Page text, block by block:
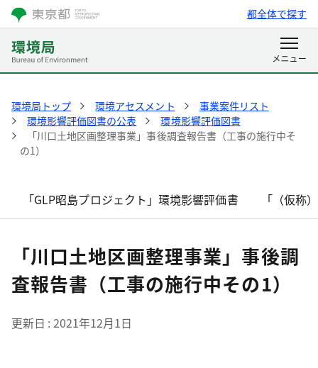
都全体で探す
環境局トップ 環境アセスメント
事業案件リスト
環境影響評価図書の公表
環境影響評価図書
「川口土地区画整理事業」事後調査報告書（工事の施行中そ
の1）
「GLP昭島プロジェクト」環境影響評価書 「（仮称
「川口土地区画整理事業」事後調
査報告書（工事の施行中その1）
更新日 2021年12月1日